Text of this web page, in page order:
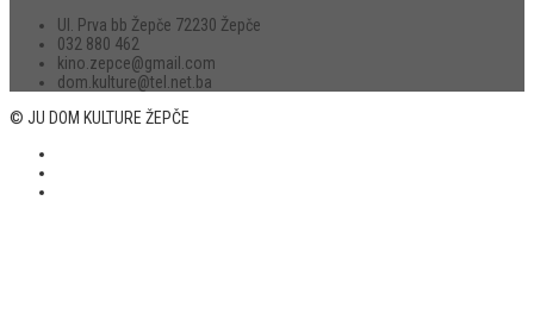
Ul. Prva bb Žepče 72230 Žepče
032 880 462
kino.zepce@gmail.com
dom.kulture@tel.net.ba
© JU DOM KULTURE ŽEPČE